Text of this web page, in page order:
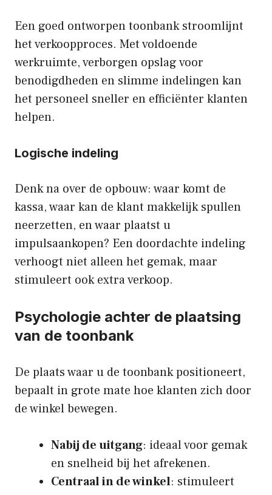
Een goed ontworpen toonbank stroomlijnt
het verkoopproces. Met voldoende
werkruimte, verborgen opslag voor
benodigdheden en slimme indelingen kan
het personeel sneller en efficiënter klanten
helpen.
Logische indeling
Denk na over de opbouw: waar komt de
kassa, waar kan de klant makkelijk spullen
neerzetten, en waar plaatst u
impulsaankopen? Een doordachte indeling
verhoogt niet alleen het gemak, maar
stimuleert ook extra verkoop.
Psychologie achter de plaatsing
van de toonbank
De plaats waar u de toonbank positioneert,
bepaalt in grote mate hoe klanten zich door
de winkel bewegen.
Nabij de uitgang: ideaal voor gemak
en snelheid bij het afrekenen.
Centraal in de winkel: stimuleert